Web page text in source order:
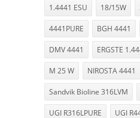
1.4441 ESU 18/15W
4441PURE BGH 4441
DMV 4441 ERGSTE
M 25 W NIROSTA 4441
Sandvik Bioline 316LVM
UGI R316LPURE UGI